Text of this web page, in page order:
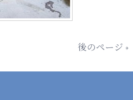
後のページ »